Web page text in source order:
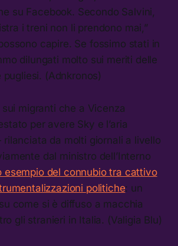
su Facebook. Secondo Salvini,
i treni non li prendono mai,”
capire. Se fossimo stati in
dilungati molto sui meriti delle
pugliesi. (Adnkronos)
migranti che a Vicenza
per avere Sky e l’aria
da molti giornali a livello
dal ministro dell’Interno
esempio del connubio tra cattivo
politiche: un
come si è diffuso a macchia
gli stranieri in Italia. (Valigia Blu)